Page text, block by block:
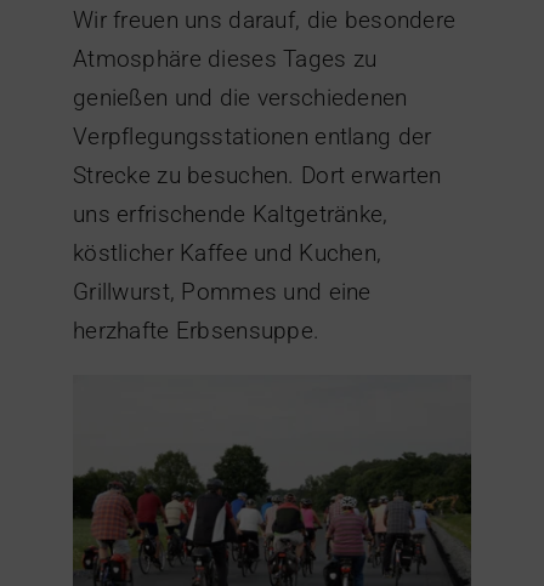
Wir freuen uns darauf, die besondere
Atmosphäre dieses Tages zu
genießen und die verschiedenen
Verpflegungsstationen entlang der
Strecke zu besuchen. Dort erwarten
uns erfrischende Kaltgetränke,
köstlicher Kaffee und Kuchen,
Grillwurst, Pommes und eine
herzhafte Erbsensuppe.